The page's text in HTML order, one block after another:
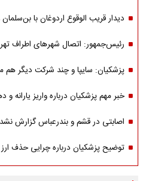
دیدار قریب الوقوع اردوغان با
رئیس‌جمهور: اتصال شهرهای اطراف
پزشکیان: سایپا و چند شرکت دیگر هم
خبر مهم پزشکیان درباره واریز یارانه
اصابتی در قشم و بندرعباس گزارش نشده
توضیح پزشکیان درباره چرایی حذف